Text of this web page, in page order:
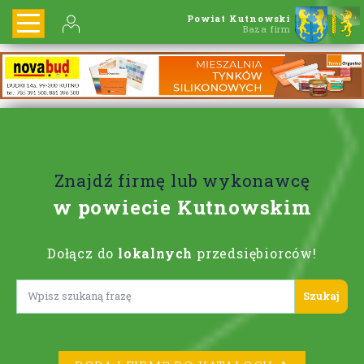
Powiat Kutnowski
Baza firm
Znajdź firmę lub wykonawcę
w powiecie Kutnowskim
Dołącz do lokalnych przedsiębiorców!
Lorem ipsum